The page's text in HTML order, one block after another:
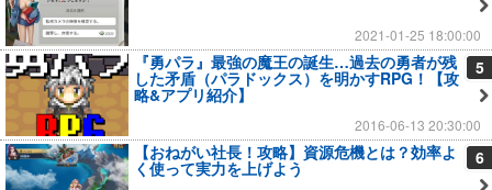
2021-01-25 18:00:00
5
『勇パラ』最強の魔王の誕生…過去の勇者が残
した矛盾（パラドックス）を明かすRPG！【攻
略&アプリ紹介】
2016-06-13 20:30:00
6
【おねがい社長！攻略】資源危機とは？効率よ
く使って実力を上げよう